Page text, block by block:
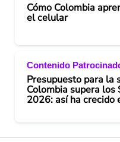
Cómo Colombia
el celular
Contenido
Presupuesto para la
Colombia supera
2026: así ha crecido